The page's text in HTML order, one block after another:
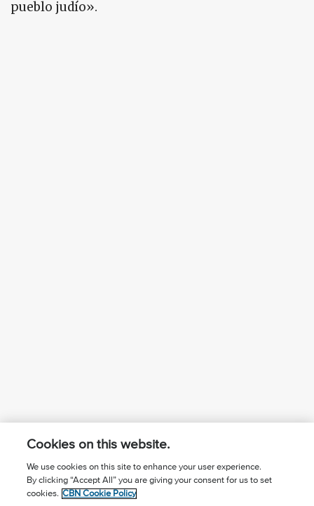
pueblo judío».
¿Conoces a Jesús?
Suscríbase al boletín
Seguir Mundo Cristiano
Cookies on this website.
We use cookies on this site to enhance your user experience.
By clicking “Accept All” you are giving your consent for us to set
cookies. CBN Cookie Policy